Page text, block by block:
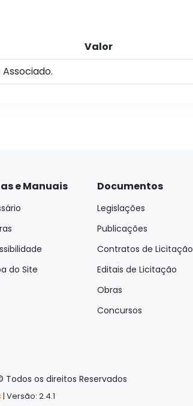
Valor
e Manuais
do Site
Documentos
Legislações
Publicações
Contratos de Licitação
Editais de Licitação
Obras
Concursos
Todos os direitos Reservados
| Versão: 2.4.1